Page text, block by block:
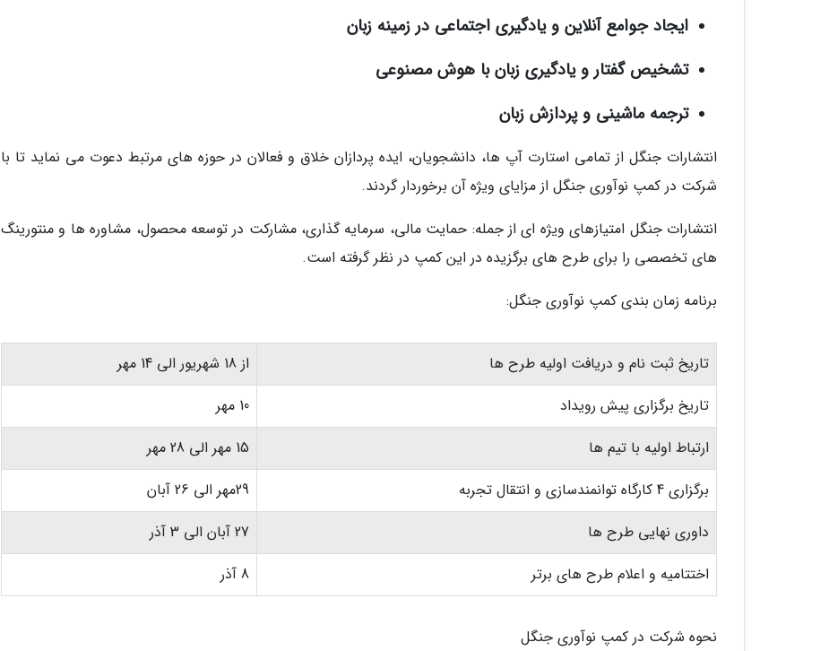
ایجاد جوامع آنلاین و یادگیری اجتماعی در زمینه زبان
تشخیص گفتار و یادگیری زبان با هوش مصنوعی
ترجمه ماشینی و پردازش زبان
انتشارات جنگل از تمامی استارت آپ ها، دانشجویان، ایده پردازان خلاق و فعالان در حوزه های مرتبط دعوت می نماید تا با
شرکت در کمپ نوآوری جنگل از مزایای ویژه آن برخوردار گردند.
انتشارات جنگل امتیازهای ویژه ای از جمله: حمایت مالی، سرمایه گذاری، مشارکت در توسعه محصول، مشاوره ها و منتورینگ
های تخصصی را برای طرح های برگزیده در این کمپ در نظر گرفته است.
برنامه زمان بندی کمپ نوآوری جنگل:
تاریخ ثبت نام و دریافت اولیه طرح ها
از 18 شهریور الی 14 مهر
تاریخ برگزاری پیش رویداد
10 مهر
ارتباط اولیه با تیم ها
15 مهر الی 28 مهر
برگزاری 4 کارگاه توانمندسازی و انتقال تجربه
29مهر الی 26 آبان
داوری نهایی طرح ها
27 آبان الی 3 آذر
اختتامیه و اعلام طرح های برتر
8 آذر
نحوه شرکت در کمپ نوآوری جنگل